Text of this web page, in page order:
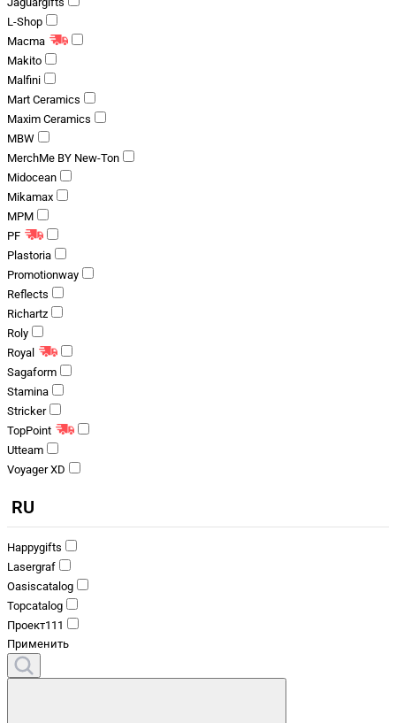
L-Shop
Macma
Makito
Malfini
Mart Ceramics
Maxim Ceramics
MBW
MerchMe BY New-Ton
Midocean
Mikamax
MPM
PF
Plastoria
Promotionway
Reflects
Richartz
Roly
Royal
Sagaform
Stamina
Stricker
TopPoint
Utteam
Voyager XD
RU
Happygifts
Lasergraf
Oasiscatalog
Topcatalog
Проект111
Применить